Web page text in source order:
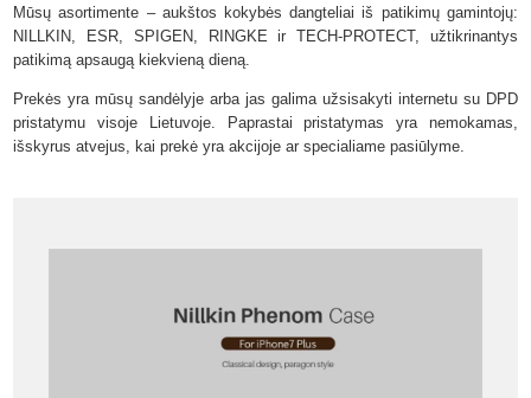
Mūsų asortimente – aukštos kokybės dangteliai iš patikimų gamintojų:
NILLKIN, ESR, SPIGEN, RINGKE ir TECH-PROTECT, užtikrinantys
patikimą apsaugą kiekvieną dieną.
Prekės yra mūsų sandėlyje arba jas galima užsisakyti internetu su DPD
pristatymu visoje Lietuvoje. Paprastai pristatymas yra nemokamas,
išskyrus atvejus, kai prekė yra akcijoje ar specialiame pasiūlyme.